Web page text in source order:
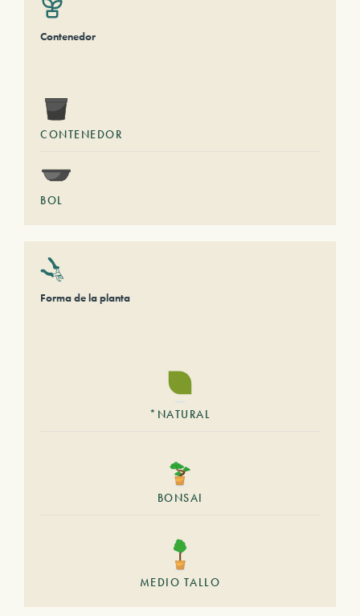
Contenedor
CONTENEDOR
BOL
Forma de la planta
*NATURAL
BONSAI
MEDIO TALLO